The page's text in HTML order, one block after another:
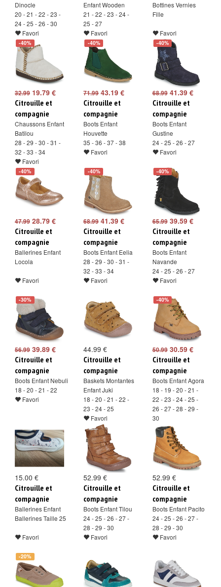
Dinocle
20 - 21 - 22 - 23 -
24 - 25 - 26 - 30
Favori
Enfant Wooden
21 - 22 - 23 - 24 -
25 - 27
Favori
Bottines Vernies
Fille
Favori
-40%
32.99 19.79 €
Citrouille et
compagnie
Chaussons Enfant
Batilou
28 - 29 - 30 - 31 -
32 - 33 - 34
Favori
-40%
71.9943.19 €
Citrouille et
compagnie
Boots Enfant
Houvette
35 - 36 - 37 - 38
Favori
-40%
68.9941.39 €
Citrouille et
compagnie
Boots Enfant
Gustine
24 - 25 - 26 - 27
Favori
-40%
47.99 28.79 €
Citrouille et
compagnie
Ballerines Enfant
Locola
Favori
-40%
68.9941.39 €
Citrouille et
compagnie
Boots Enfant Eelia
28 - 29 - 30 - 31 -
32 - 33 - 34
Favori
-40%
65.9939.59 €
Citrouille et
compagnie
Boots Enfant
Navande
24 - 25 - 26 - 27
Favori
-30%
56.99 39.89 €
Citrouille et
compagnie
Boots Enfant Nebuli
18 - 20 - 21 - 22
Favori
44.99 €
Citrouille et
compagnie
Baskets Montantes
Enfant Juki
18 - 20 - 21 - 22 -
23 - 24 - 25
Favori
-40%
50.9930.59 €
Citrouille et
compagnie
Boots Enfant Agora
18 - 19 - 20 - 21 -
22 - 23 - 24 - 25 -
26 - 27 - 28 - 29 -
30
Favori
15.00 €
Citrouille et
compagnie
Ballerines Enfant
Ballerines Taille 25
Favori
52.99 €
Citrouille et
compagnie
Boots Enfant Tilou
24 - 25 - 26 - 27 -
28 - 29 - 30
Favori
52.99 €
Citrouille et
compagnie
Boots Enfant Pacito
24 - 25 - 26 - 27 -
28 - 29 - 30
Favori
-20%